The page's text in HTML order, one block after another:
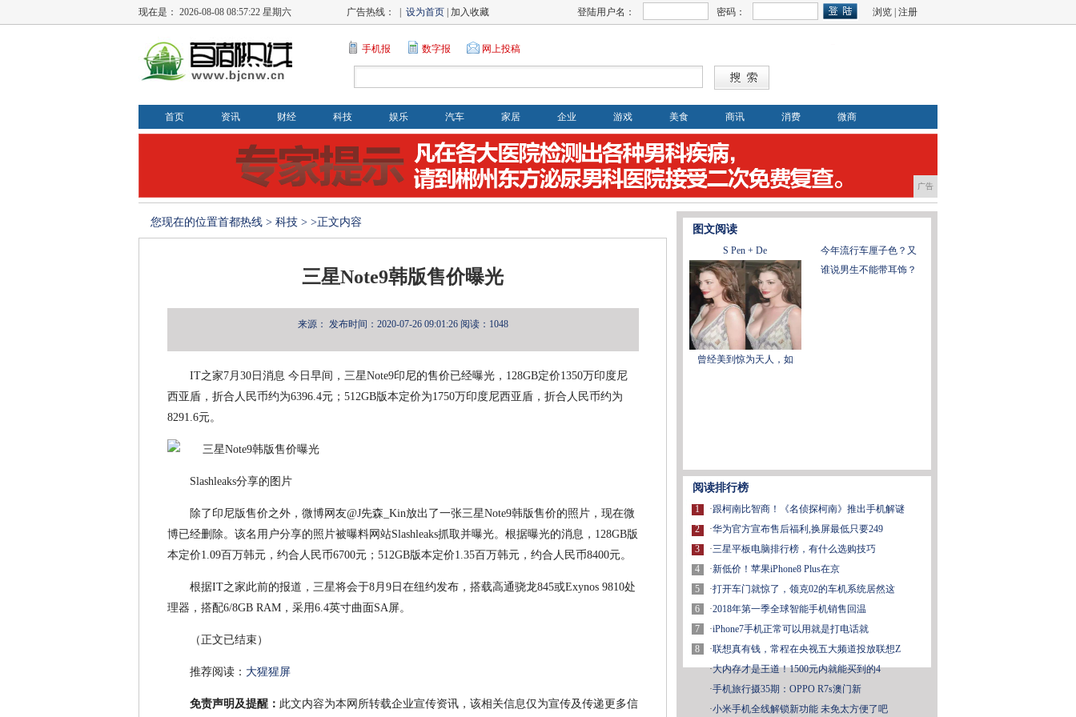
现在是： 2026-08-08 08:57:22 星期六 广告热线： | 设为首页 | 加入收藏 登陆用户名： 密码： 浏览 注册
手机报 数字报 网上投稿
首页 资讯 财经 科技 娱乐 汽车 家居 企业 游戏 美食 商讯 消费 微商
广告
您现在的位置首都热线 > 科技 > >正文内容
三星Note9韩版售价曝光
来源： 发布时间：2020-07-26 09:01:26 阅读：1048
IT之家7月30日消息 今日早间，三星Note9印尼的售价已经曝光，128GB定价1350万印度尼
西亚盾，折合人民币约为6396.4元；512GB版本定价为1750万印度尼西亚盾，折合人民币约为
8291.6元。
Slashleaks分享的图片
除了印尼版售价之外，微博网友@J先森_Kin放出了一张三星Note9韩版售价的照片，现在微
博已经删除。该名用户分享的照片被曝料网站Slashleaks抓取并曝光。根据曝光的消息，128GB版
本定价1.09百万韩元，约合人民币6700元；512GB版本定价1.35百万韩元，约合人民币8400元。
根据IT之家此前的报道，三星将会于8月9日在纽约发布，搭载高通骁龙845或Exynos 9810处
理器，搭配6/8GB RAM，采用6.4英寸曲面SA屏。
（正文已结束）
推荐阅读： 大猩猩屏
免责声明及提醒： 此文内容为本网所转载企业宣传资讯，该相关信息仅为宣传及传递更多信
图文阅读
S Pen + De 今年流行车厘子色？又
曾经美到惊为天人，如
谁说男生不能带耳饰？
阅读排行榜
1
2
3
4
5
6
7
8
·跟柯南比智商！《名侦探柯南》推出手机解谜
·华为官方宣布售后福利,换屏最低只要249
·三星平板电脑排行榜，有什么选购技巧
·新低价！苹果iPhone8 Plus在京
·打开车门就惊了，领克02的车机系统居然这
·2018年第一季全球智能手机销售回温
·iPhone7手机正常可以用就是打电话就
·联想真有钱，常程在央视五大频道投放联想Z
·大内存才是王道！1500元内就能买到的4
·手机旅行摄35期：OPPO R7s澳门新
·小米手机全线解锁新功能 未免太方便了吧